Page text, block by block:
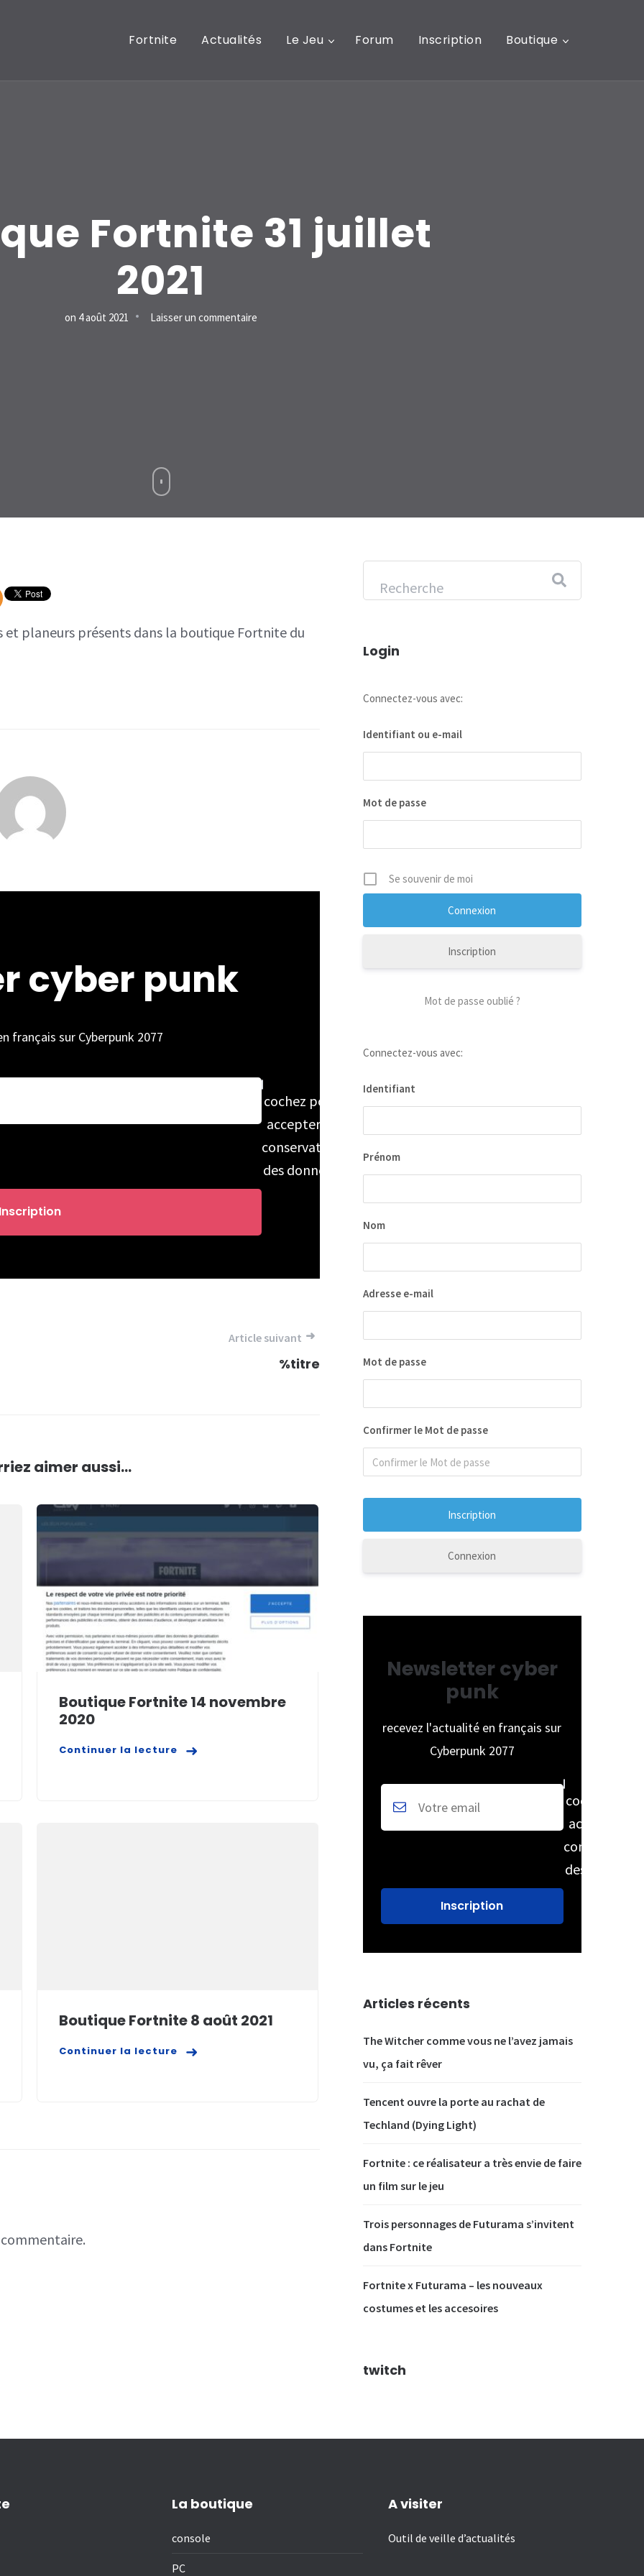
Fortnite Actualités Le Jeu Forum Inscription Boutique
Fortnite 31 juillet
2021
on 4 août 2021 Laisser un commentaire
et planeurs présents dans la boutique Fortnite du
cyber punk
français sur Cyberpunk 2077
cochez pour
accepter la
conservation
des données
Article suivant
%titre
aimer aussi...
Boutique Fortnite 14 novembre
2020
Continuer la lecture
Boutique Fortnite 8 août 2021
Continuer la lecture
Login
Connectez-vous avec:
Identifiant ou e-mail
Mot de passe
Se souvenir de moi
Inscription
Mot de passe oublié ?
Connectez-vous avec:
Identifiant
Prénom
Nom
Adresse e-mail
Mot de passe
Confirmer le Mot de passe
Connexion
Newsletter cyber
punk
recevez l'actualité en français sur
Cyberpunk 2077
cochez pour
accepter la
conservation
des données
Articles récents
The Witcher comme vous ne l’avez jamais
vu, ça fait rêver
Tencent ouvre la porte au rachat de
Techland (Dying Light)
Fortnite : ce réalisateur a très envie de faire
un film sur le jeu
Trois personnages de Futurama s’invitent
dans Fortnite
Fortnite x Futurama – les nouveaux
costumes et les accesoires
twitch
La boutique
console
PC
A visiter
Outil de veille d’actualités